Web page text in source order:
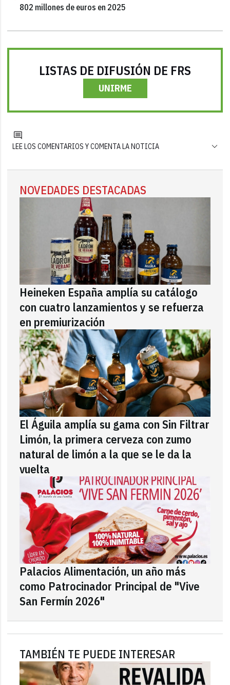
802 millones de euros en 2025
LISTAS DE DIFUSIÓN DE FRS
UNIRME
LEE LOS COMENTARIOS Y COMENTA LA NOTICIA
NOVEDADES DESTACADAS
Heineken España amplía su catálogo
con cuatro lanzamientos y se refuerza
en premiurización
El Águila amplía su gama con Sin Filtrar
Limón, la primera cerveza con zumo
natural de limón a la que se le da la
vuelta
Palacios Alimentación, un año más
como Patrocinador Principal de "Vive
San Fermín 2026"
TAMBIÉN TE PUEDE INTERESAR